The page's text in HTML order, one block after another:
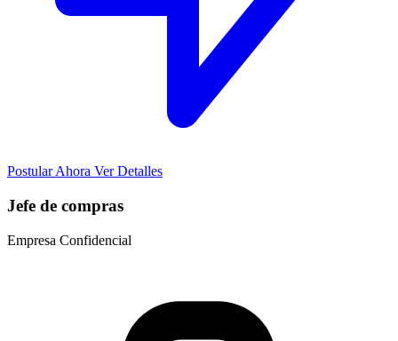
Postular Ahora Ver Detalles
Jefe de compras
Empresa Confidencial